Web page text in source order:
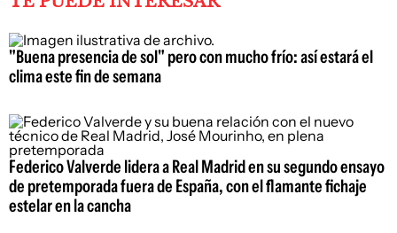
"Buena presencia de sol" pero con mucho frío: así estará el
clima este fin de semana
Federico Valverde lidera a Real Madrid en su segundo ensayo
de pretemporada fuera de España, con el flamante fichaje
estelar en la cancha